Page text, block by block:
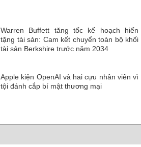
Warren Buffett tăng tốc kế hoạch hiến
tặng tài sản: Cam kết chuyển toàn bộ khối
tài sản Berkshire trước năm 2034
Apple kiện OpenAI và hai cựu nhân viên vì
tội đánh cắp bí mật thương mại